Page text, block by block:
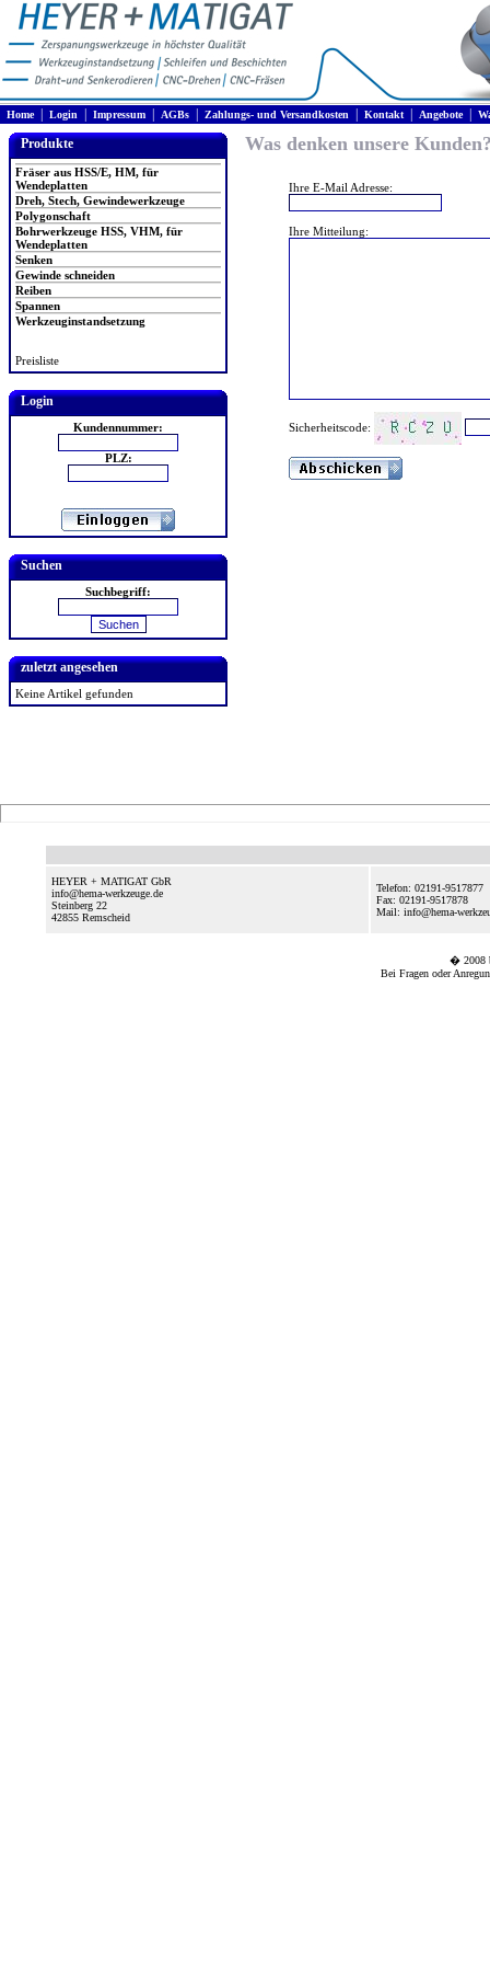
Home| Login Impressum AGBs Zahlungs- und Versandkosten Kontakt| Angebote|
Produkte
Fräser aus HSS/E, HM, für
Wendeplatten
Dreh, Stech, Gewindewerkzeuge
Polygonschaft
Bohrwerkzeuge HSS, VHM, für
Wendeplatten
Senken
Gewinde schneiden
Reiben
Spannen
Werkzeuginstandsetzung
Preisliste
Login
Kundennummer:
PLZ:
Suchen
Suchbegriff:
zuletzt angesehen
Keine Artikel gefunden
Was denken unsere
Ihre E-Mail Adresse:
Ihre Mitteilung:
Sicherheitscode:
HEYER + MATIGAT GbR
info@hema-werkzeuge.de
Steinberg 22
42855 Remscheid
Telefon: 02191-9517877
Fax: 02191-9517878
Mail: info@hema-
� 2008
Bei Fragen oder